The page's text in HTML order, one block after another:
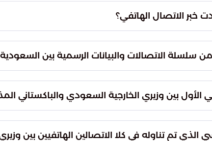
خبر الاتصال الهاتفي؟
سلسلة الاتصالات والبيانات الرسمية بين
الأول بين وزيري الخارجية السعودي والباكستاني
تم تناوله في كلا الاتصالين الهاتفيين بين وزيري